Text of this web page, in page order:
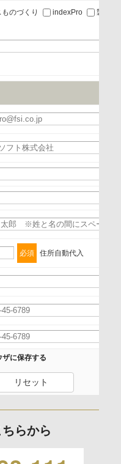
び当該企業/団体からの
体名、部署名、役職、
、メールアドレス
する企業/団体
扱に関する覚書の締結
追加または削除、利用
のづくり indexPro
製品ナ
必須 住所自動代入
ザに保存する
リセット
らから